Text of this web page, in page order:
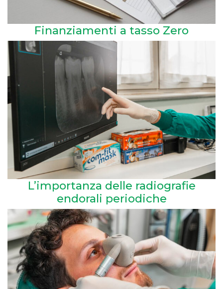
Finanziamenti a tasso Zero
L’importanza delle radiografie
endorali periodiche